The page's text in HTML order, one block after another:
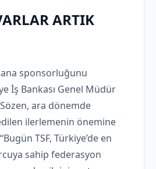
ARTIK
ana sponsorluğunu
İş Bankası Genel Müdür
Sözen, ara dönemde
ilerlemenin önemine
TSF, Türkiye’de en
sahip federasyon